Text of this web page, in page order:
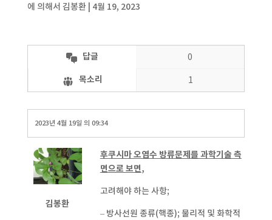
에 의해서 김봉환| 4월 19, 2023
답글 0
목소리 1
2023년 4월 19일 의 09:34
김봉환
후쿠시마 오염수 방류문제를 과학기술 측
면으로 보면,
고려해야 하는 사항;
– 방사선원 종류(핵종); 물리적 및 화학적